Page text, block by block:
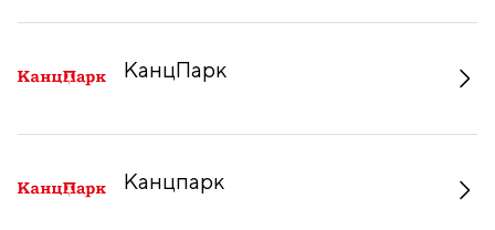
КанцПарк
Канцпарк